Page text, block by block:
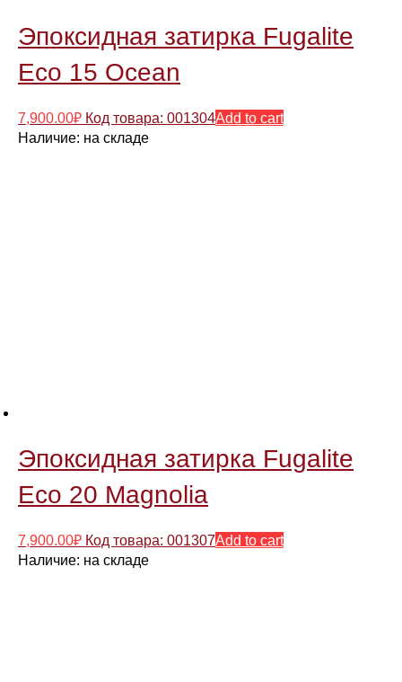
Эпоксидная затирка Fugalite
Eco 15 Ocean
7,900.00₽ Код товара: 001304Add to cart
Наличие: на складе
Эпоксидная затирка Fugalite
Eco 20 Magnolia
7,900.00₽ Код товара: 001307Add to cart
Наличие: на складе